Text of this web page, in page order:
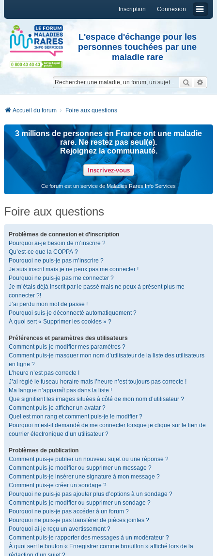
Connexion
Inscription
L'espace d'échange pour les
personnes touchées par une
maladie rare
Accueil du forum Foire aux questions
3 millions de personnes en France ont une maladie
rare. Ne restez pas seul(e).
Rejoignez la communauté.
Inscrivez-vous
Ce forum est un service de Maladies Rares Info Services
Foire aux questions
Problèmes de connexion et d’inscription
Pourquoi ai-je besoin de m’inscrire ?
Qu’est-ce que la COPPA ?
Pourquoi ne puis-je pas m’inscrire ?
Je suis inscrit mais je ne peux pas me connecter !
Pourquoi ne puis-je pas me connecter ?
Je m’étais déjà inscrit par le passé mais ne peux à présent plus me
connecter ?!
J’ai perdu mon mot de passe !
Pourquoi suis-je déconnecté automatiquement ?
À quoi sert « Supprimer les cookies » ?
Préférences et paramètres des utilisateurs
Comment puis-je modifier mes paramètres ?
Comment puis-je masquer mon nom d’utilisateur de la liste des utilisateurs
en ligne ?
L’heure n’est pas correcte !
J’ai réglé le fuseau horaire mais l’heure n’est toujours pas correcte !
Ma langue n’apparaît pas dans la liste !
Que signifient les images situées à côté de mon nom d’utilisateur ?
Comment puis-je afficher un avatar ?
Quel est mon rang et comment puis-je le modifier ?
Pourquoi m’est-il demandé de me connecter lorsque je clique sur le lien de
courrier électronique d’un utilisateur ?
Problèmes de publication
Comment puis-je publier un nouveau sujet ou une réponse ?
Comment puis-je modifier ou supprimer un message ?
Comment puis-je insérer une signature à mon message ?
Comment puis-je créer un sondage ?
Pourquoi ne puis-je pas ajouter plus d’options à un sondage ?
Comment puis-je modifier ou supprimer un sondage ?
Pourquoi ne puis-je pas accéder à un forum ?
Pourquoi ne puis-je pas transférer de pièces jointes ?
Pourquoi ai-je reçu un avertissement ?
Comment puis-je rapporter des messages à un modérateur ?
À quoi sert le bouton « Enregistrer comme brouillon » affiché lors de la